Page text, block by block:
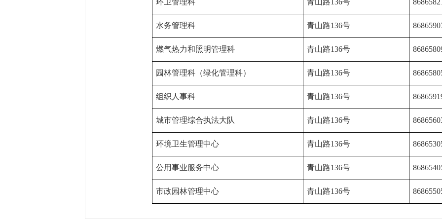
环卫管理科 青山路136号
水务管理科 青山路136号
燃气热力和照明管理科 青山路136号
园林管理科（绿化管理科） 青山路136号
组织人事科 青山路136号
城市管理综合执法大队 青山路136号
环境卫生管理中心 青山路136号
公用事业服务中心 青山路136号
市政园林管理中心 青山路136号